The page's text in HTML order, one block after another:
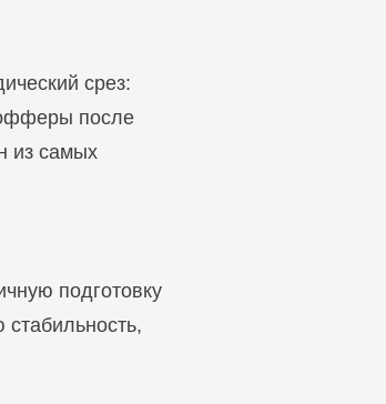
срез:
офферы после
из самых
подготовку
стабильность,